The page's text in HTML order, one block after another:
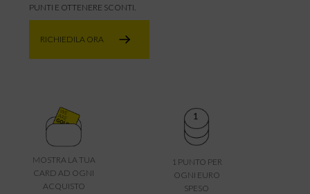
PUNTI E OTTENERE SCONTI.
RICHIEDILA ORA
MOSTRA LA TUA
CARD AD OGNI
ACQUISTO
1 PUNTO PER
OGNI EURO
SPESO